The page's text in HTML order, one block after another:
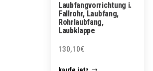
Laubfangvorrichtung i.
Fallrohr, Laubfang,
Rohrlaubfang,
Laubklappe
130,10€